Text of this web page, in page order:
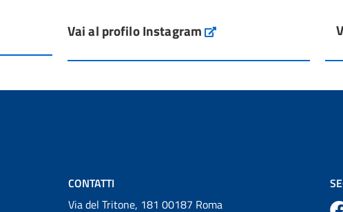
L'Italia si conferma tra i primi Paesi europei
dal Servi...
Vai al profilo Instagram Instagram
CONTATTI
Via del Tritone, 181 00187 Roma